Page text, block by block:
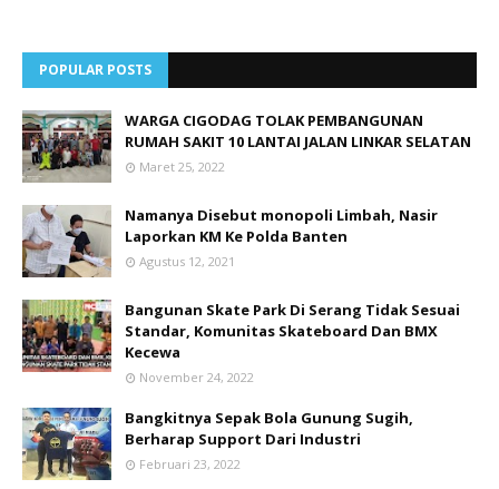
POPULAR POSTS
WARGA CIGODAG TOLAK PEMBANGUNAN
RUMAH SAKIT 10 LANTAI JALAN LINKAR SELATAN
Maret 25, 2022
Namanya Disebut monopoli Limbah, Nasir
Laporkan KM Ke Polda Banten
Agustus 12, 2021
Bangunan Skate Park Di Serang Tidak Sesuai
Standar, Komunitas Skateboard Dan BMX
Kecewa
November 24, 2022
Bangkitnya Sepak Bola Gunung Sugih,
Berharap Support Dari Industri
Februari 23, 2022